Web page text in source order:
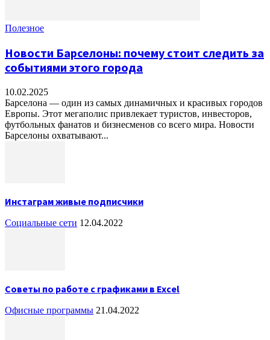
Полезное
Новости Барселоны: почему стоит следить за
событиями этого города
10.02.2025
Барселона — один из самых динамичных и красивых городов
Европы. Этот мегаполис привлекает туристов, инвесторов,
футбольных фанатов и бизнесменов со всего мира. Новости
Барселоны охватывают...
Инстаграм живые подписчики
Социальные сети 12.04.2022
Советы по работе с графиками в Excel
Офисные программы 21.04.2022